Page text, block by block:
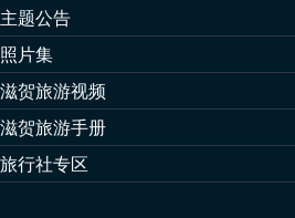
主题公告
照片集
滋贺旅游视频
滋贺旅游手册
旅行社专区